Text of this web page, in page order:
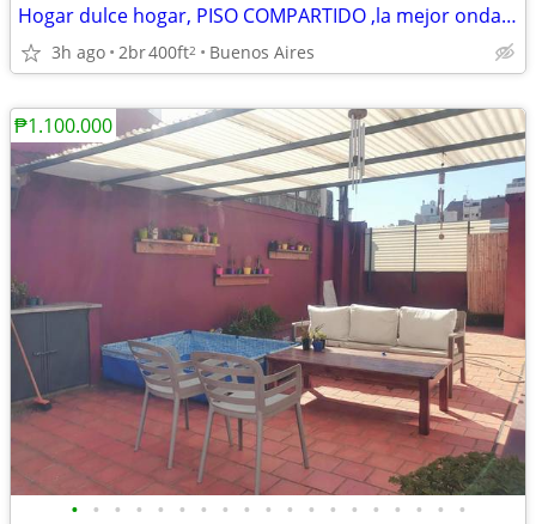
Hogar dulce hogar, PISO COMPARTIDO ,la mejor onda,seguridad,terraza
3h ago 2br400ft2 Buenos Aires
• • • • • • • • • • • • • • • • • • •
₱1.100.000